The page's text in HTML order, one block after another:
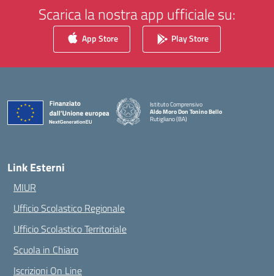
Scarica la nostra app ufficiale su:
App Store Play Store
Istituto Comprensivo
Aldo Moro Don Tonino Bello
Rutigliano (BA)
— Visita la pagina iniziale della scuola
Link Esterni
MIUR
Ufficio Scolastico Regionale
Ufficio Scolastico Territoriale
Scuola in Chiaro
Iscrizioni On Line